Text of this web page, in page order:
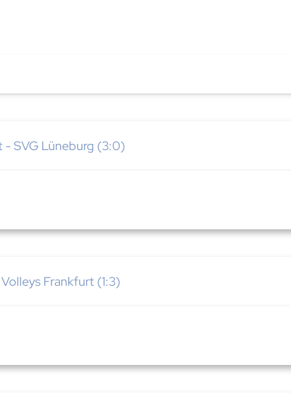
- SVG Lüneburg (3:0)
Frankfurt (1:3)